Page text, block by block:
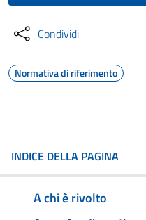
Condividi
Normativa di riferimento
INDICE DELLA PAGINA
A chi è rivolto